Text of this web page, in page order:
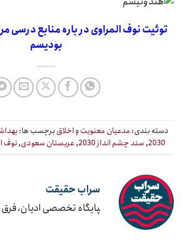
توئیت نوف المراوی در باره منابع درسی
بودیسم
دسته بندی: مدعیان معنویت و اخلاقبرچسب ها:
2030
,سند چشم انداز 2030 ,عربستان سعودی,نوف
سراب حقیقت
‍پایگاه تخصصی ادیان،